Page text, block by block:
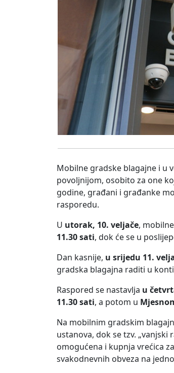
Mobilne gradske blagajne i u
povoljnijom, osobito za one
godine, građani i građanke
rasporedu.
U utorak, 10. veljače,
11.30 sati, dok će se u
Dan kasnije, u srijedu 11.
gradska blagajna raditi u
Raspored se nastavlja u
11.30 sati, a potom u
Na mobilnim gradskim
ustanova, dok se tzv.
omogućena i kupnja vrećica
svakodnevnih obveza na